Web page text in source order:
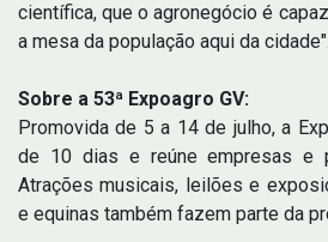
científica, que o agronegócio é
a mesa da população aqui da cidade".
Sobre a 53ª Expoagro GV:
Promovida de 5 a 14 de julho, a
de 10 dias e reúne empresas e
Atrações musicais, leilões e
e equinas também fazem parte da